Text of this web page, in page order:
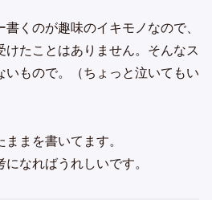
くのが趣味のイキモノなので、
けたことはありません。そんなス
いもので。（ちょっと泣いてもい
まを書いてます。
なればうれしいです。